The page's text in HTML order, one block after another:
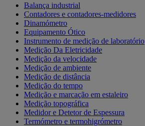
Balança industrial
Contadores e contadores-medidores
Dinamómetro
Equipamento Ótico
Instrumento de medição de laboratório
Medição Da Eletricidade
Medição da velocidade
Medição de ambiente
Medição de distância
Medição do tempo
Medição e marcação em estaleiro
Medição topográfica
Medidor e Detetor de Espessura
Termómetro e termohigrómetro